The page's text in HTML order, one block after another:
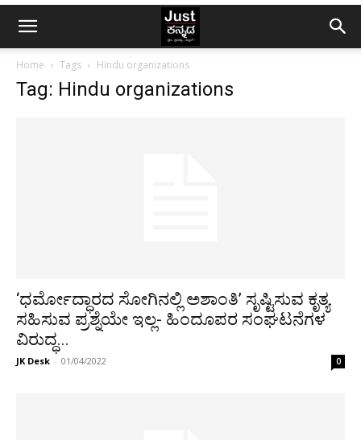
Home Tags Hindu organizations
Tag: Hindu organizations
‘ಧರ್ಮೋದ್ಧಾರದ ಸೋಗಿನಲ್ಲಿ ಅಶಾಂತಿ’ ಸೃಷ್ಟಿಸುವ ಕೃತ್ಯ
ಸಹಿಸುವ ಪ್ರಶ್ನೆಯೇ ಇಲ್ಲ- ಹಿಂದೂಪರ ಸಂಘಟನೆಗಳ
ವಿರುದ್ಧ...
JK Desk - 01/04/2022 0